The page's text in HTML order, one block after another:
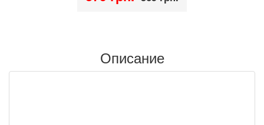
Описание